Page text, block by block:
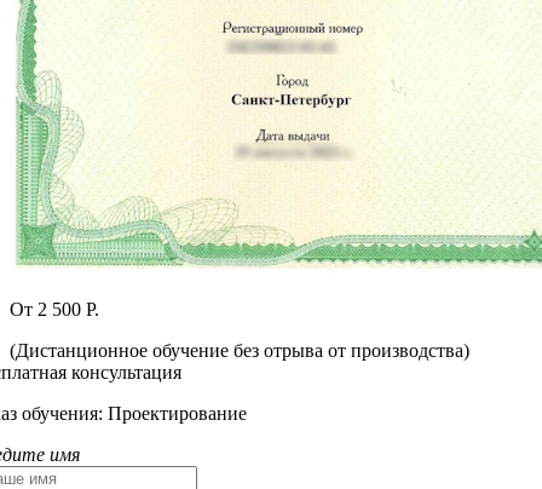
От 2 500 Р.
(Дистанционное обучение без отрыва от производства)
консультация
обучения: Проектирование
имя